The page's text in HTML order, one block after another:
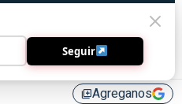
library_addAgreganos
Seguir